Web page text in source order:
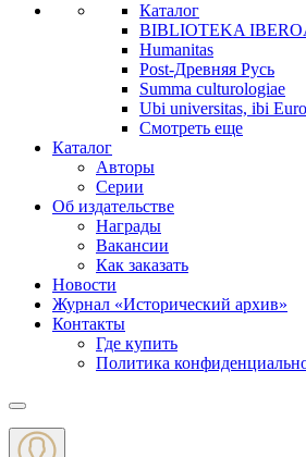
Каталог
BIBLIOTEKA
Humanitas
Post-Древняя Русь
Summa culturologiae
Ubi universitas, ibi
Смотреть еще
Каталог
Авторы
Серии
Об издательстве
Награды
Вакансии
Как заказать
Новости
Журнал «Исторический архив»‎
Контакты
Где купить
Политика
Меню